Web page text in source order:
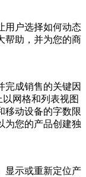
用户选择如何动态
帮助，并为您的商
完成销售的关键因
以网格和列表视图
移动设备的字数限
您的产品创建独
显示或重新定位产